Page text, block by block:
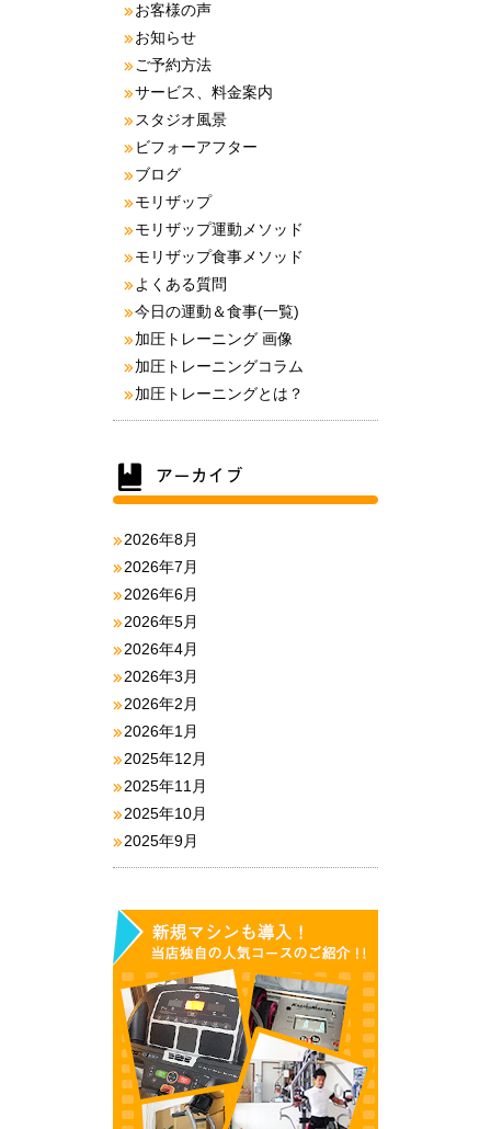
お客様の声
お知らせ
ご予約方法
サービス、料金案内
スタジオ風景
ビフォーアフター
ブログ
モリザップ
モリザップ運動メソッド
モリザップ食事メソッド
よくある質問
今日の運動＆食事(一覧)
加圧トレーニング 画像
加圧トレーニングコラム
加圧トレーニングとは？
2026年8月
2026年7月
2026年6月
2026年5月
2026年4月
2026年3月
2026年2月
2026年1月
2025年12月
2025年11月
2025年10月
2025年9月